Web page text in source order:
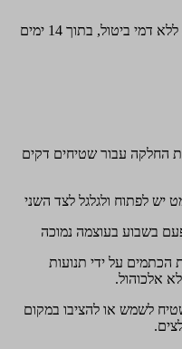
ניתן לבטל עסקה ולקבל החזר כספי מלא, ללא דמי ביטול, בתוך 14 ימים
החלקה עבור שטיחים דקים
יש לפתוח ולגלגל לצד השני
בשבוע בעוצמה נמוכה
הכתמים על ידי תנועות
אלכוהול.
לשמש או להציבו במקום